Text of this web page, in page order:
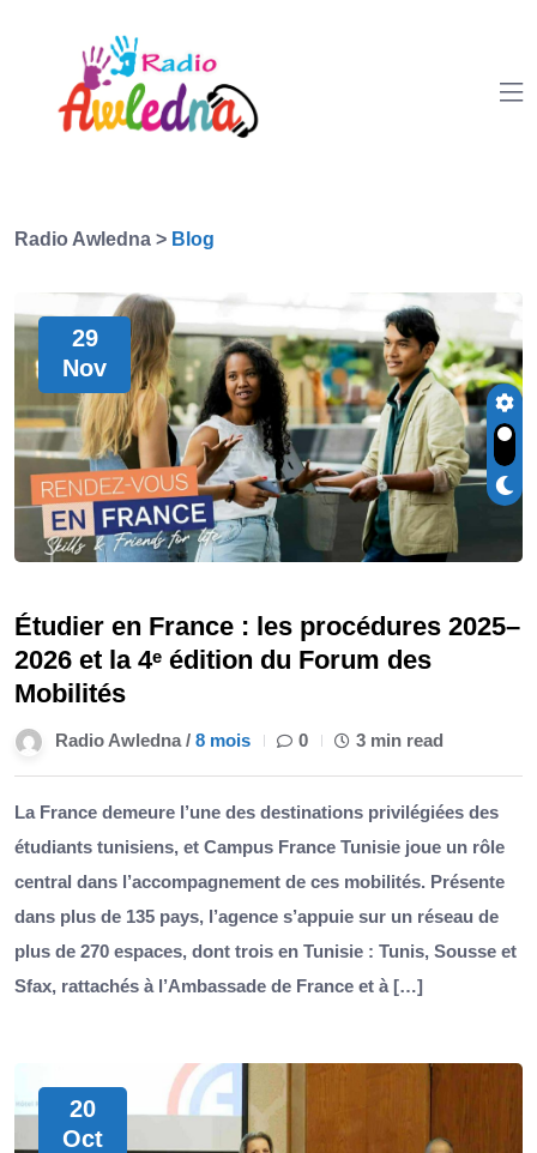
Radio Awledna > Blog
29
Nov
Étudier en France : les procédures 2025–
2026 et la 4ᵉ édition du Forum des
Mobilités
Radio Awledna / 8 mois 0 3 min read
La France demeure l’une des destinations privilégiées des
étudiants tunisiens, et Campus France Tunisie joue un rôle
central dans l’accompagnement de ces mobilités. Présente
dans plus de 135 pays, l’agence s’appuie sur un réseau de
plus de 270 espaces, dont trois en Tunisie : Tunis, Sousse et
Sfax, rattachés à l’Ambassade de France et à […]
20
Oct